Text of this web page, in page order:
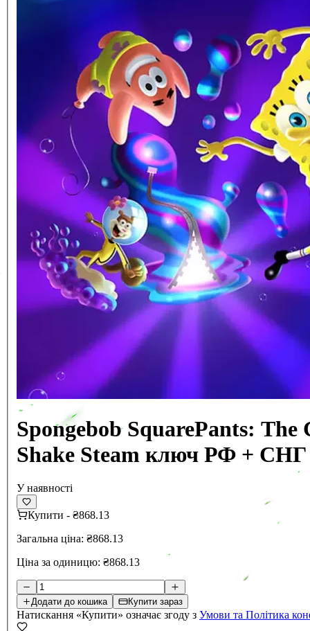
Spongebob SquarePants: The
Shake Steam ключ РФ + СНГ
У наявності
Купити - ₴868.13
Загальна ціна: ₴868.13
Ціна за одиницю: ₴868.13
Додати до кошика Купити зараз
Натискання «Купити» означає згоду з Умови та Політика